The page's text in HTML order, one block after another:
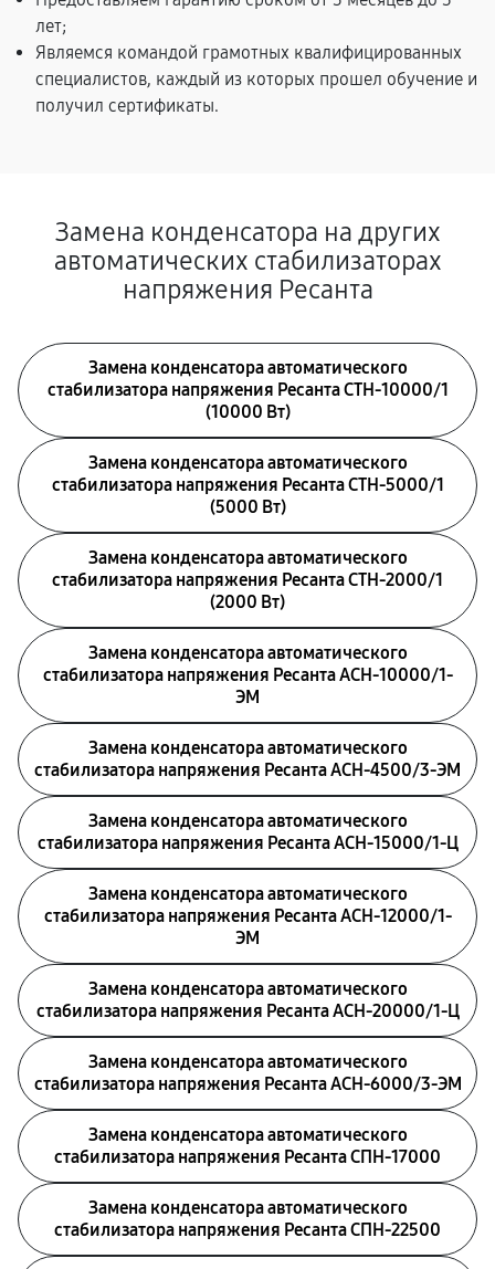
лет;
Являемся командой грамотных квалифицированных
специалистов, каждый из которых прошел обучение и
получил сертификаты.
Замена конденсатора на других
автоматических стабилизаторах
напряжения Ресанта
Замена конденсатора автоматического
стабилизатора напряжения Ресанта СТН-10000/1
(10000 Вт)
Замена конденсатора автоматического
стабилизатора напряжения Ресанта СТН-5000/1
(5000 Вт)
Замена конденсатора автоматического
стабилизатора напряжения Ресанта СТН-2000/1
(2000 Вт)
Замена конденсатора автоматического
стабилизатора напряжения Ресанта АСН-10000/1-
ЭМ
Замена конденсатора автоматического
стабилизатора напряжения Ресанта АСН-4500/3-ЭМ
Замена конденсатора автоматического
стабилизатора напряжения Ресанта АСН-15000/1-Ц
Замена конденсатора автоматического
стабилизатора напряжения Ресанта АСН-12000/1-
ЭМ
Замена конденсатора автоматического
стабилизатора напряжения Ресанта АСН-20000/1-Ц
Замена конденсатора автоматического
стабилизатора напряжения Ресанта АСН-6000/3-ЭМ
Замена конденсатора автоматического
стабилизатора напряжения Ресанта СПН-17000
Замена конденсатора автоматического
стабилизатора напряжения Ресанта СПН-22500